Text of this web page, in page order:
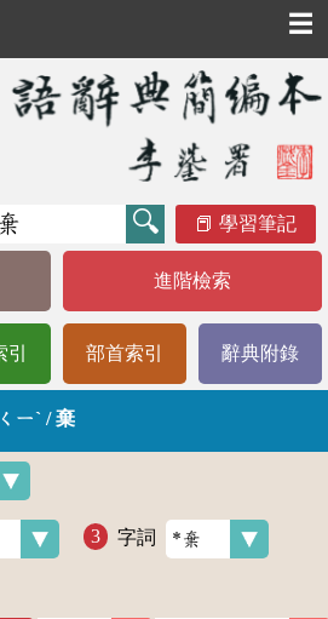
☰
學習筆記
進階檢索
部首索引 辭典附錄
ㄧˋ / 棄
字詞